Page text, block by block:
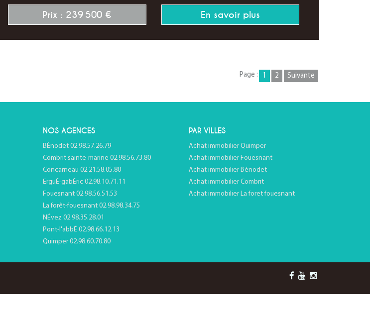
Prix : 239 500 € En savoir plus
1 2 Suivante
Page :
NOS AGENCES
BÉnodet 02.98.57.26.79
Combrit sainte-marine 02.98.56.73.80
Concarneau 02.21.58.05.80
ErguÉ-gabÉric 02.98.10.71.11
Fouesnant 02.98.56.51.53
La forêt-fouesnant 02.98.98.34.75
NÉvez 02.98.35.28.01
Pont-l'abbÉ 02.98.66.12.13
Quimper 02.98.60.70.80
PAR VILLES
Achat immobilier Quimper
Achat immobilier Fouesnant
Achat immobilier Bénodet
Achat immobilier Combrit
Achat immobilier La foret fouesnant